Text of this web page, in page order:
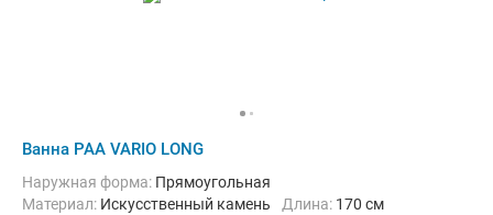
Ванна PAA VARIO LONG
Наружная форма: Прямоугольная
Материал: Искусственный камень Длина: 170 см